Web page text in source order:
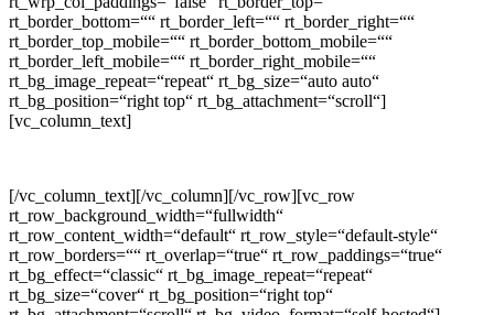
rt_border_bottom=““ rt_border_left=““ rt_border_right=““
rt_border_top_mobile=““ rt_border_bottom_mobile=““
rt_border_left_mobile=““ rt_border_right_mobile=““
rt_bg_image_repeat=“repeat“ rt_bg_size=“auto auto“
rt_bg_position=“right top“ rt_bg_attachment=“scroll“]
[vc_column_text]
[/vc_column_text][/vc_column][/vc_row][vc_row
rt_row_background_width=“fullwidth“
rt_row_content_width=“default“ rt_row_style=“default-style“
rt_row_borders=““ rt_overlap=“true“ rt_row_paddings=“true“
rt_bg_effect=“classic“ rt_bg_image_repeat=“repeat“
rt_bg_size=“cover“ rt_bg_position=“right top“